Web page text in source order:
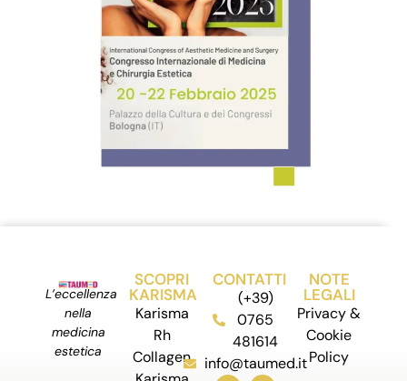
L’eccellenza
nella
medicina
estetica
SCOPRI
KARISMA
Karisma
Rh
Collagen
CONTATTI
(+39)
0765
481614
info@taumed.it
NOTE
LEGALI
Privacy &
Cookie
Policy